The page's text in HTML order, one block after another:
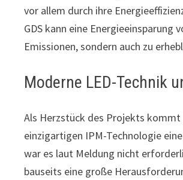
vor allem durch ihre
GDS kann eine Energieeinsparung
Emissionen, sondern auch zu
Moderne LED-Technik
Als Herzstück des Projekts kommt
einzigartigen IPM-Technologie
war es laut Meldung nicht
bauseits eine große